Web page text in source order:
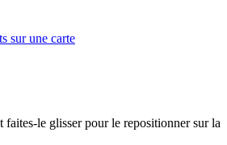
sur une carte
faites-le glisser pour le repositionner sur la